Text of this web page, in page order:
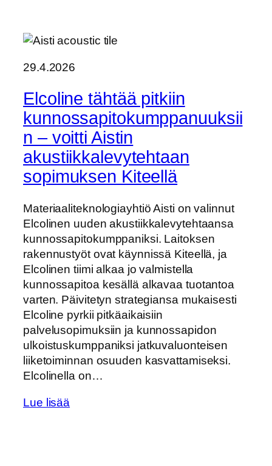
29.4.2026
Elcoline tähtää pitkiin
kunnossapitokumppanuuksii
n – voitti Aistin
akustiikkalevytehtaan
sopimuksen Kiteellä
Materiaaliteknologiayhtiö Aisti on valinnut
Elcolinen uuden akustiikkalevytehtaansa
kunnossapitokumppaniksi. Laitoksen
rakennustyöt ovat käynnissä Kiteellä, ja
Elcolinen tiimi alkaa jo valmistella
kunnossapitoa kesällä alkavaa tuotantoa
varten. Päivitetyn strategiansa mukaisesti
Elcoline pyrkii pitkäaikaisiin
palvelusopimuksiin ja kunnossapidon
ulkoistuskumppaniksi jatkuvaluonteisen
liiketoiminnan osuuden kasvattamiseksi.
Elcolinella on…
Lue lisää